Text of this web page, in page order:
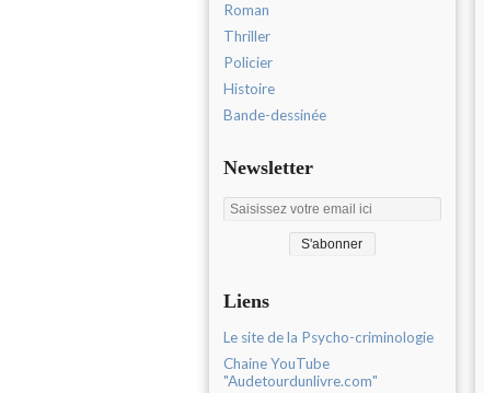
Roman
Thriller
Policier
Histoire
Bande-dessinée
Newsletter
Liens
Le site de la Psycho-criminologie
Chaine YouTube
"Audetourdunlivre.com"